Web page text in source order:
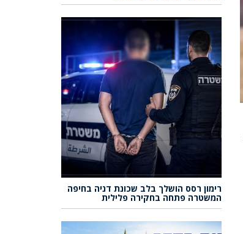
רימון רסס הושלך בלב שכונת דניה בחיפה
המשטרה פתחה בחקירה פלילית